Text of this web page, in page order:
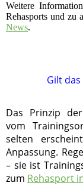
Weitere
Rehasports und zu
News.
Gilt
Das Prinzip
vom
selten
Anpassung.
– sie ist
zum Rehasport